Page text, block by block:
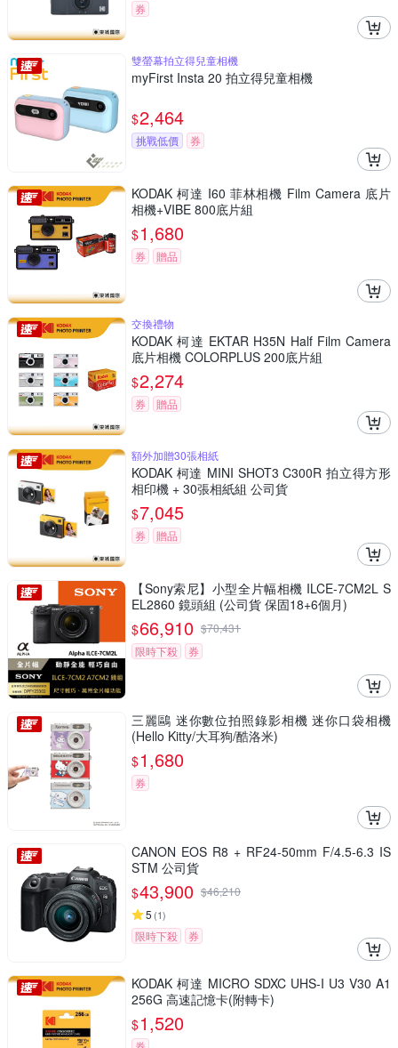
券
雙螢幕拍立得兒童相機
myFirst Insta 20 拍立得兒童相機
$2,464
挑戰低價 券
KODAK 柯達 I60 菲林相機 Film Camera 底片
相機+VIBE 800底片組
$1,680
券 贈品
交換禮物
KODAK 柯達 EKTAR H35N Half Film Camera
底片相機 COLORPLUS 200底片組
$2,274
券 贈品
額外加贈30張相紙
KODAK 柯達 MINI SHOT3 C300R 拍立得方形
相印機 + 30張相紙組 公司貨
$7,045
券 贈品
【Sony索尼】小型全片幅相機 ILCE-7CM2L S
EL2860 鏡頭組 (公司貨 保固18+6個月)
$66,910 $70,431
限時下殺
券
三麗鷗 迷你數位拍照錄影相機 迷你口袋相機
(Hello Kitty/大耳狗/酷洛米)
$1,680
券
CANON EOS R8 + RF24-50mm F/4.5-6.3 IS
STM 公司貨
$43,900 $46,210
5 (1)
限時下殺 券
KODAK 柯達 MICRO SDXC UHS-I U3 V30 A1
256G 高速記憶卡(附轉卡)
$1,520